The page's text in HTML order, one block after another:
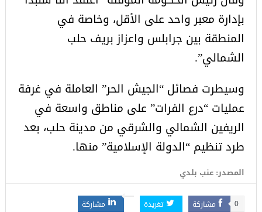
بإدارة معبر واحد على الأقل، وخاصة في
المنطقة بين جرابلس واعزاز بريف حلب
الشمالي”.
وسيطرت فصائل “الجيش الحر” العاملة في غرفة
عمليات “درع الفرات” على مناطق واسعة في
الريفين الشمالي والشرقي من مدينة حلب، بعد
طرد تنظيم “الدولة الإسلامية” منها.
المصدر: عنب بلدي
مشاركة 0 تغريدة
مشاركة